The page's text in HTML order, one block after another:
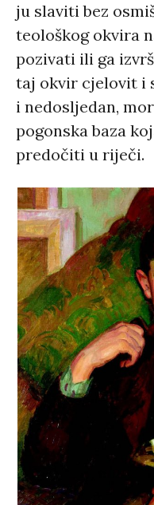
ju slaviti bez
teološkog okvira
pozivati ili ga
taj okvir cjelovit i
i nedosljedan,
pogonska baza
predočiti u riječi.